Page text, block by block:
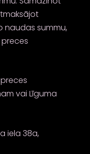
naudas summu,
vai Līguma
iela 38a,